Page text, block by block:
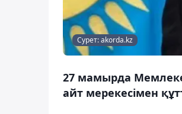
Сурет: akorda.kz
27 мамырда
айт мерекесімен